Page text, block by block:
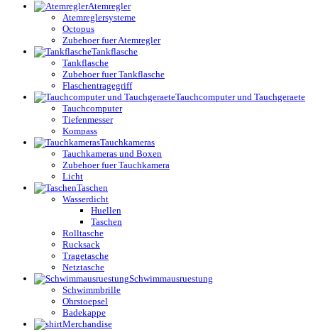
Atemregler
Atemreglersysteme
Octopus
Zubehoer fuer Atemregler
Tankflasche
Tankflasche
Zubehoer fuer Tankflasche
Flaschentragegriff
Tauchcomputer und Tauchgeraete
Tauchcomputer
Tiefenmesser
Kompass
Tauchkameras
Tauchkameras und Boxen
Zubehoer fuer Tauchkamera
Licht
Taschen
Wasserdicht
Huellen
Taschen
Rolltasche
Rucksack
Tragetasche
Netztasche
Schwimmausruestung
Schwimmbrille
Ohrstoepsel
Badekappe
Merchandise